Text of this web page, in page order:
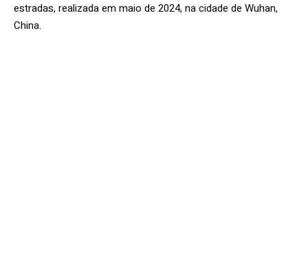
estradas, realizada em maio de 2024, na cidade de Wuhan,
China.